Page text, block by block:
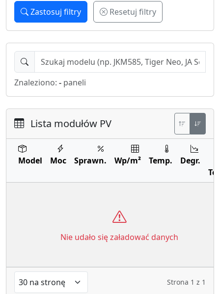
Zastosuj filtry Resetuj filtry
Znaleziono: - paneli
Lista modułów PV
Model Moc Sprawn. Wp/m² Temp.
Degr.
Nie udało się załadować danych
Strona 1 z 1